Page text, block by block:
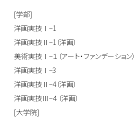
[学部]
洋画実技Ⅰ−1
洋画実技Ⅱ−1（洋画）
美術実技Ⅰ−１（アート・ファンデーション）
洋画実技Ⅰ−3
洋画実技Ⅱ−4（洋画）
洋画実技Ⅲ−４（洋画）
[大学院]